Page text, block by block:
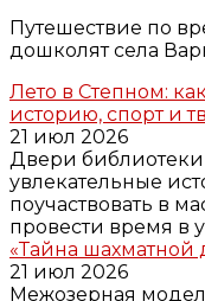
Путешествие по
дошколят села
Лето в Степном:
историю, спорт и
21 июл 2026
Двери библиотеки
увлекательные
поучаствовать в
провести время в
«Тайна шахматной
21 июл 2026
Межозерная